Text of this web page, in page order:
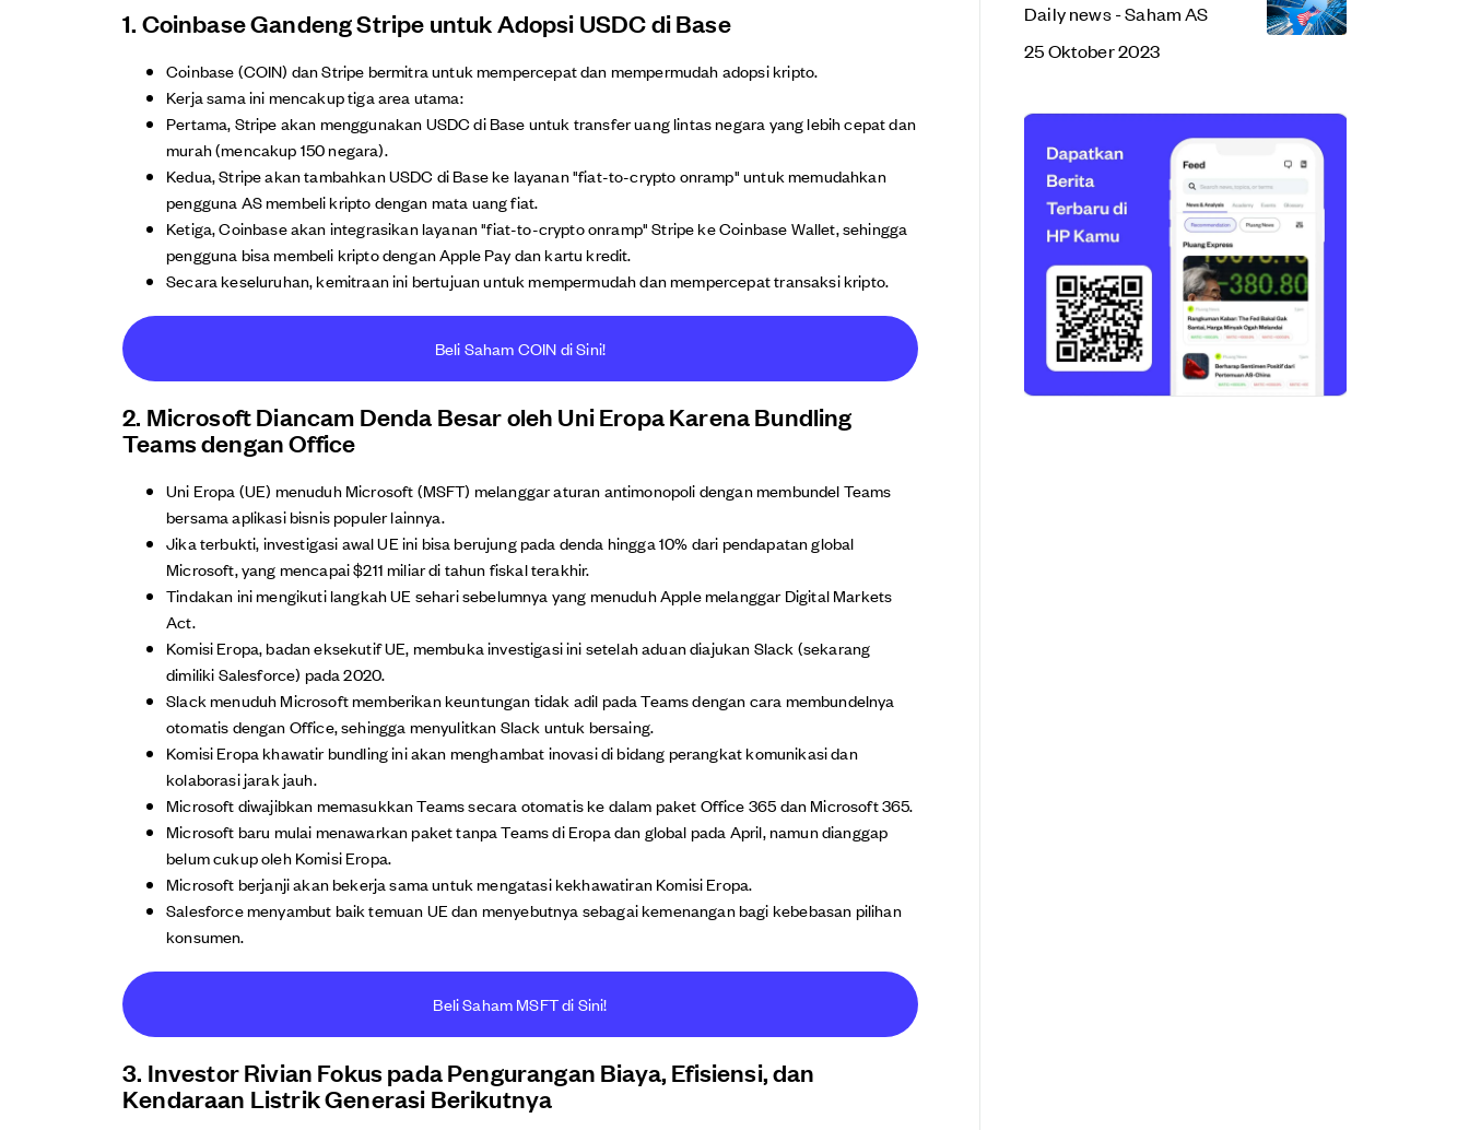
1. Coinbase Gandeng Stripe untuk Adopsi USDC di Base
Coinbase (COIN) dan Stripe bermitra untuk mempercepat dan mempermudah adopsi kripto.
Kerja sama ini mencakup tiga area utama:
Pertama, Stripe akan menggunakan USDC di Base untuk transfer uang lintas negara yang lebih cepat dan
murah (mencakup 150 negara).
Kedua, Stripe akan tambahkan USDC di Base ke layanan "fiat-to-crypto onramp" untuk memudahkan
pengguna AS membeli kripto dengan mata uang fiat.
Ketiga, Coinbase akan integrasikan layanan "fiat-to-crypto onramp" Stripe ke Coinbase Wallet, sehingga
pengguna bisa membeli kripto dengan Apple Pay dan kartu kredit.
Secara keseluruhan, kemitraan ini bertujuan untuk mempermudah dan mempercepat transaksi kripto.
Beli Saham COIN di Sini!
2. Microsoft Diancam Denda Besar oleh Uni Eropa Karena Bundling
Teams dengan Office
Uni Eropa (UE) menuduh Microsoft (MSFT) melanggar aturan antimonopoli dengan membundel Teams
bersama aplikasi bisnis populer lainnya.
Jika terbukti, investigasi awal UE ini bisa berujung pada denda hingga 10% dari pendapatan global
Microsoft, yang mencapai $211 miliar di tahun fiskal terakhir.
Tindakan ini mengikuti langkah UE sehari sebelumnya yang menuduh Apple melanggar Digital Markets
Act.
Komisi Eropa, badan eksekutif UE, membuka investigasi ini setelah aduan diajukan Slack (sekarang
dimiliki Salesforce) pada 2020.
Slack menuduh Microsoft memberikan keuntungan tidak adil pada Teams dengan cara membundelnya
otomatis dengan Office, sehingga menyulitkan Slack untuk bersaing.
Komisi Eropa khawatir bundling ini akan menghambat inovasi di bidang perangkat komunikasi dan
kolaborasi jarak jauh.
Microsoft diwajibkan memasukkan Teams secara otomatis ke dalam paket Office 365 dan Microsoft 365.
Microsoft baru mulai menawarkan paket tanpa Teams di Eropa dan global pada April, namun dianggap
belum cukup oleh Komisi Eropa.
Microsoft berjanji akan bekerja sama untuk mengatasi kekhawatiran Komisi Eropa.
Salesforce menyambut baik temuan UE dan menyebutnya sebagai kemenangan bagi kebebasan pilihan
konsumen.
Beli Saham MSFT di Sini!
3. Investor Rivian Fokus pada Pengurangan Biaya, Efisiensi, dan
Kendaraan Listrik Generasi Berikutnya
Daily news - Saham AS
25 Oktober 2023